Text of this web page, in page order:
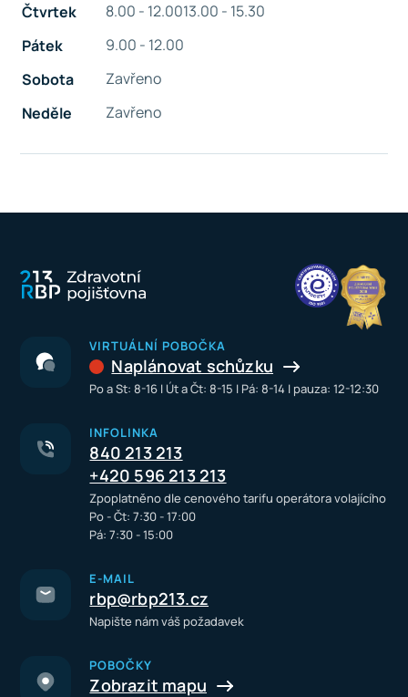
Čtvrtek
8.00 - 12.0013.00 - 15.30
Pátek
9.00 - 12.00
Sobota
Zavřeno
Neděle
Zavřeno
VIRTUÁLNÍ POBOČKA
Naplánovat schůzku
Po a St: 8-16 I Út a Čt: 8-15 I Pá: 8-14 I pauza: 12-12:30
INFOLINKA
840 213 213
+420 596 213 213
Zpoplatněno dle cenového tarifu operátora volajícího
Po - Čt: 7:30 - 17:00
Pá: 7:30 - 15:00
E-MAIL
rbp@rbp213.cz
Napište nám váš požadavek
POBOČKY
Zobrazit mapu